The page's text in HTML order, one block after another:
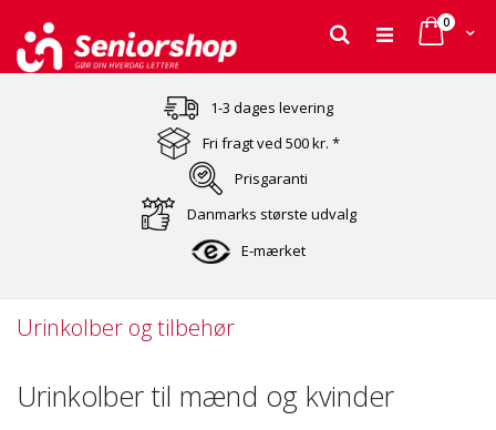
Cart
0varer
Søg
to
Content
1-3 dages levering
Fri fragt ved 500 kr. *
Prisgaranti
Danmarks største udvalg
E-mærket
Urinkolber og tilbehør
Urinkolber til mænd og kvinder